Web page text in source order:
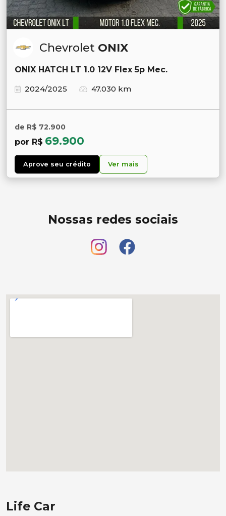
Chevrolet ONIX
ONIX HATCH LT 1.0 12V Flex 5p Mec.
2024/2025
47.030 km
de R$ 72.900
por R$ 69.900
Aprove seu crédito Ver mais
Nossas redes sociais
Life Car